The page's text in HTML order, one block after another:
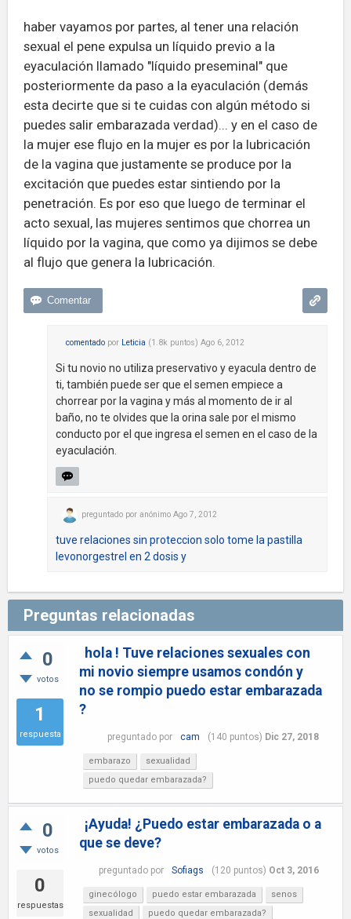
haber vayamos por partes, al tener una relación
sexual el pene expulsa un líquido previo a la
eyaculación llamado "líquido preseminal" que
posteriormente da paso a la eyaculación (demás
esta decirte que si te cuidas con algún método si
puedes salir embarazada verdad)... y en el caso de
la mujer ese flujo en la mujer es por la lubricación
de la vagina que justamente se produce por la
excitación que puedes estar sintiendo por la
penetración. Es por eso que luego de terminar el
acto sexual, las mujeres sentimos que chorrea un
líquido por la vagina, que como ya dijimos se debe
al flujo que genera la lubricación.
comentado por Leticia (1.8k puntos) Ago 6, 2012
Si tu novio no utiliza preservativo y eyacula dentro de
ti, también puede ser que el semen empiece a
chorrear por la vagina y más al momento de ir al
baño, no te olvides que la orina sale por el mismo
conducto por el que ingresa el semen en el caso de la
eyaculación.
preguntado por anónimo Ago 7, 2012
tuve relaciones sin proteccion solo tome la pastilla
levonorgestrel en 2 dosis y
Preguntas relacionadas
0
votos
1
respuesta
hola ! Tuve relaciones sexuales con
mi novio siempre usamos condón y
no se rompio puedo estar embarazada
?
preguntado por cam (140 puntos) Dic 27, 2018
embarazo
sexualidad
puedo quedar embarazada?
0
votos
0
respuestas
¡Ayuda! ¿Puedo estar embarazada o a
que se deve?
preguntado por Sofiags (120 puntos) Oct 3, 2016
ginecólogo puedo estar embarazada
senos
sexualidad
puedo quedar embarazada?